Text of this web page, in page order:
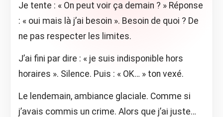
Je tente : « On peut voir ça demain ? » Réponse
: « oui mais là j’ai besoin ». Besoin de quoi ? De
ne pas respecter les limites.
J’ai fini par dire : « je suis indisponible hors
horaires ». Silence. Puis : « OK… » ton vexé.
Le lendemain, ambiance glaciale. Comme si
j’avais commis un crime. Alors que j’ai juste…